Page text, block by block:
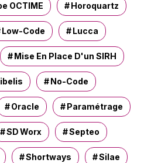
OCTIME Horoquartz
Low-Code Lucca
Mise En Place D'un SIRH
No-Code
Oracle Paramétrage
SD Worx Septeo
Shortways Silae